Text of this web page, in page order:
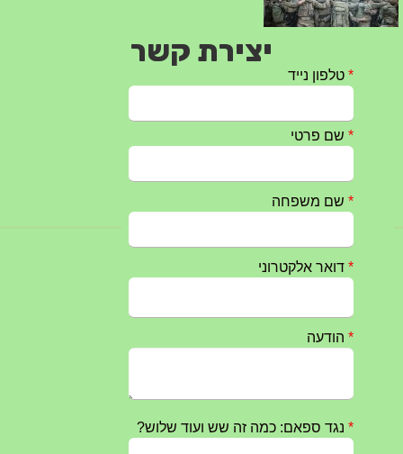
טקס ההתיחדות עם החללים לשנת 2025 – 10 יוני 2025
מופע הגבעטרון ב 10.10.2024 נדחה בשל המצב הבטחוני
חרבות ברזל – הודעה 1 – 14.10.2023
יצירת קשר